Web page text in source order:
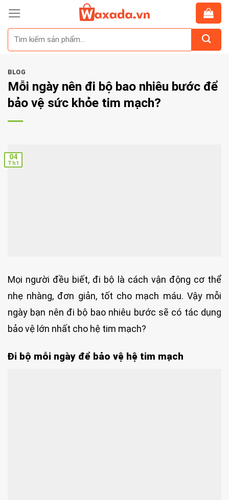
Skip
content
BLOG
Mỗi ngày nên đi bộ bao nhiêu bước để
bảo vệ sức khỏe tim mạch?
04
Th1
Mọi người đều biết, đi bộ là cách vận động cơ thể
nhẹ nhàng, đơn giản, tốt cho mạch máu. Vậy mỗi
ngày bạn nên đi bộ bao nhiêu bước sẽ có tác dụng
bảo vệ lớn nhất cho hệ tim mạch?
Đi bộ mỗi ngày để bảo vệ hệ tim mạch